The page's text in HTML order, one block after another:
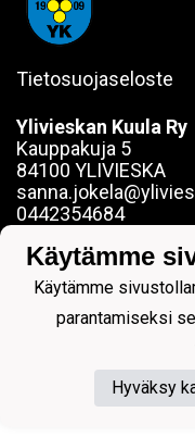
Tietosuojaseloste
Ylivieskan Kuula Ry
Kauppakuja 5
84100 YLIVIESKA
0442354684
Powered by
Käytämme
Käytämme
parantamiseksi
Hyväksy